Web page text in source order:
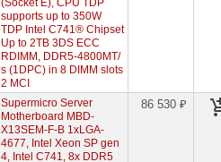
(Socket E), CPU TDP
supports up to 350W
TDP Intel C741® Chipset
Up to 2TB 3DS ECC
RDIMM, DDR5-4800MT/
s (1DPC) in 8 DIMM slots
2 MCI
Supermicro Server
Motherboard MBD-
X13SEM-F-B 1xLGA-
4677, Intel Xeon SP gen
4, Intel C741, 8x DDR5
86 530 ₽